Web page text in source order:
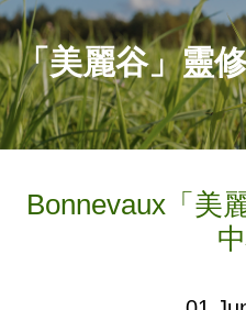
「美麗谷」靈
Bonnevaux「美